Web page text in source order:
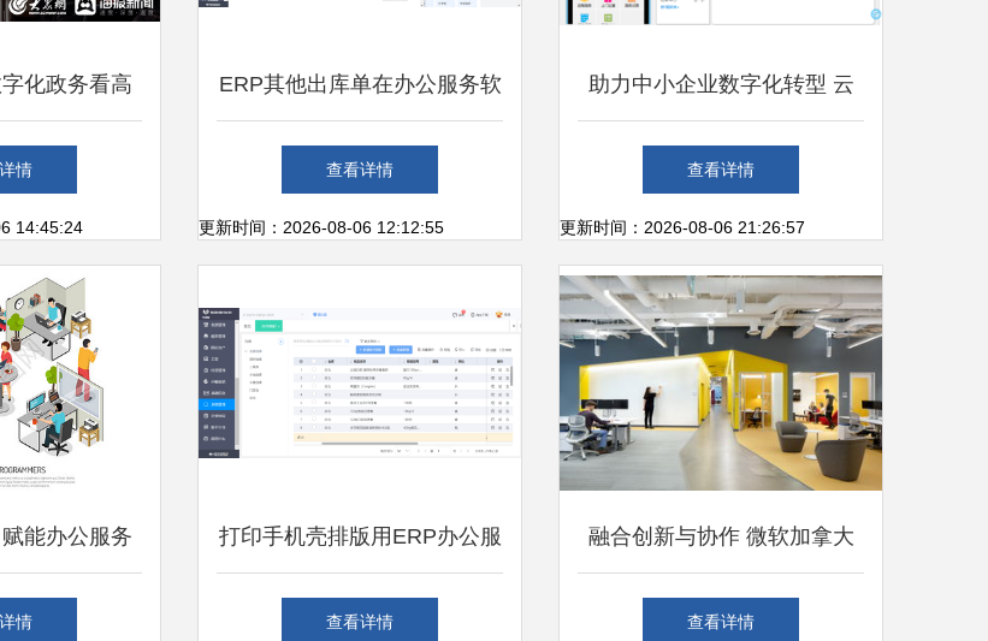
化政务看高
新篇章
情
14:45:24
ERP其他出库单在办公服务软
件开发中的账务处理解析
查看详情
更新时间：2026-08-06 12:12:55
助力中小企业数字化转型 云
路天行办公服务软件的专业之
道
查看详情
更新时间：2026-08-06 21:26:57
能办公服务
视觉叙事
情
打印手机壳排版用ERP办公服
务软件开发 提升定制化生产
查看详情
融合创新与协作 微软加拿大
卓越中心办公区的室内设计与
查看详情